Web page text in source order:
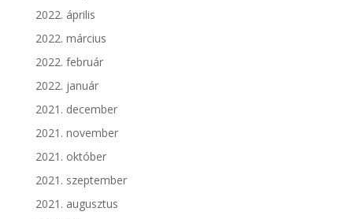
2022. április
2022. március
2022. február
2022. január
2021. december
2021. november
2021. október
2021. szeptember
2021. augusztus